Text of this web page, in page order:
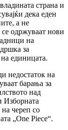
страна и
дека еден
а не
одржуваат нови
на
за
единицата.
недостаток на
барања за
над
Изборната
череп со
„One Piece“.